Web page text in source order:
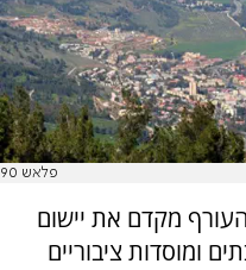
פלאש 90
מקדם את יישום
ומוסדות ציבוריים